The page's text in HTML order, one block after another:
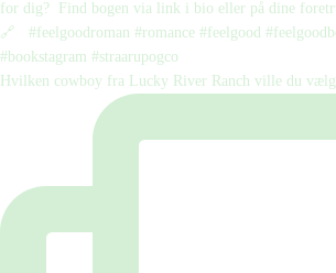
Hvilken cowboy fra Lucky River Ranch ville du vælg